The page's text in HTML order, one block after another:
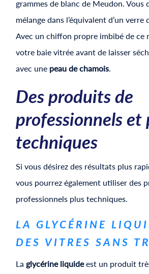
grammes de blanc de Meudon. Vous
mélange dans l’équivalent d’un verre
Avec un chiffon propre imbibé de ce
votre baie vitrée avant de laisser
avec une peau de chamois
Des produits de
professionnels et
techniques
Si vous désirez des résultats plus
vous pourrez également utiliser des
professionnels plus techniques.
LA GLYCÉRINE
DES VITRES SANS
La glycérine liquideest un produit